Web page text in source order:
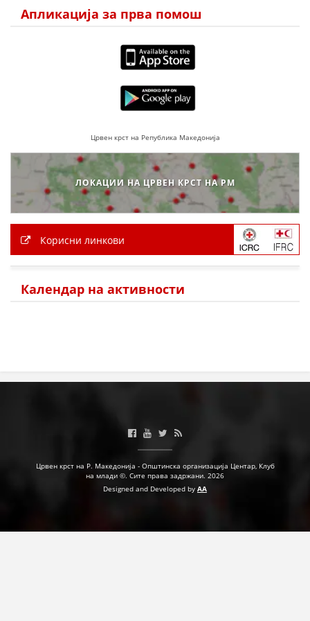
ПРИРАЧНИЦИ
ЕДУКАТИВНО ИНФОРМАТИВНИ МАТЕРИЈАЛИ
БРОШУРИ
Апликација за прва помош
Црвен крст на Република Македонија
ЛОКАЦИИ НА ЦРВЕН КРСТ НА РМ
Корисни линкови
Календар на активности
Црвен крст на Р. Македонија - Општинска организација Центар, Клуб
на млади ©. Сите права задржани. 2026
Designed and Developed by AA